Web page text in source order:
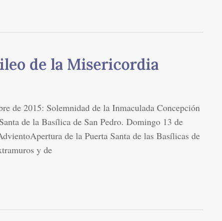
de la Misericordia
de 2015: Solemnidad de la Inmaculada Concepción
de la Basílica de San Pedro. Domingo 13 de
de la Puerta Santa de las Basílicas de
y de